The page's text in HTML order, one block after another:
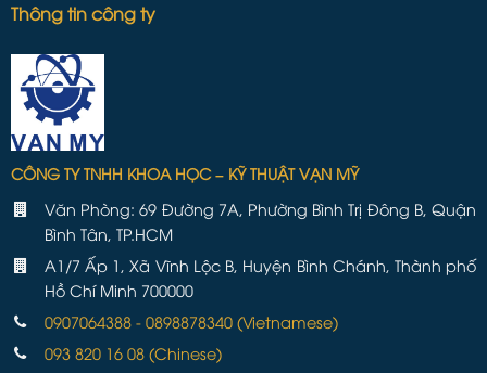
Thông tin công ty
CÔNG TY TNHH KHOA HỌC – KỸ THUẬT VẠN MỸ
Văn Phòng: 69 Đường 7A, Phường Bình Trị Đông B, Quận
Bình Tân, TP.HCM
A1/7 Ấp 1, Xã Vĩnh Lộc B, Huyện Bình Chánh, Thành phố
Hồ Chí Minh 700000
0907064388 - 0898878340 (Vietnamese)
093 820 16 08 (Chinese)